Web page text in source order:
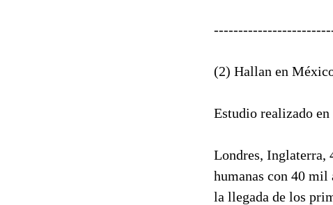
(2) Hallan en
Estudio realizado
Londres, Inglaterra,
humanas con 40 mil
la llegada de los